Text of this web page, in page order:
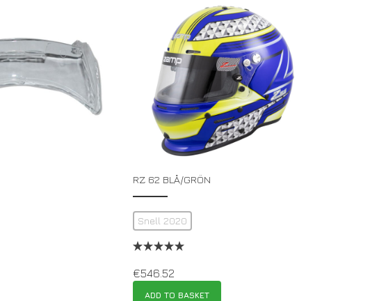
RZ 62 BLÅ/GRÖN
Snell 2020
€546.52
ADD TO BASKET